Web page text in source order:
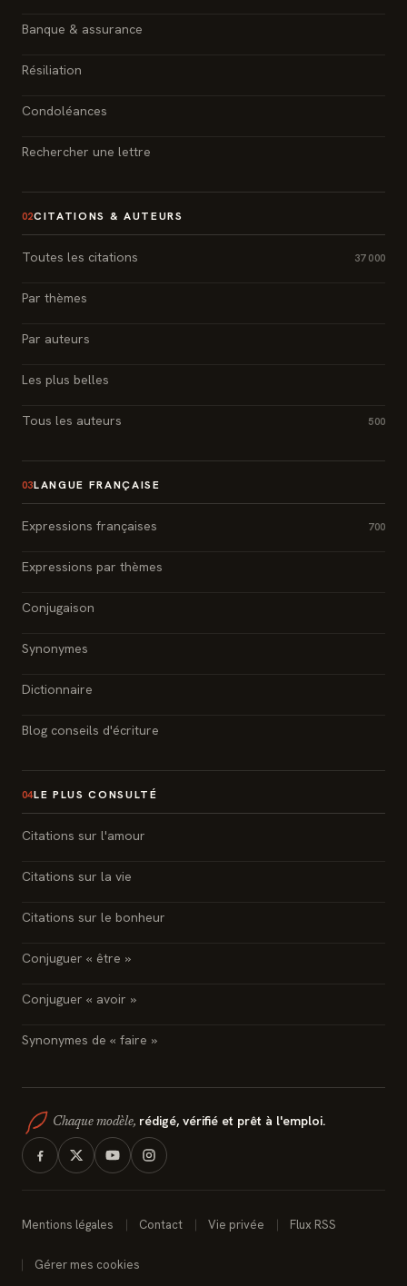
Banque & assurance
Résiliation
Condoléances
Rechercher une lettre
02CITATIONS & AUTEURS
Toutes les citations 37 000
Par thèmes
Par auteurs
Les plus belles
Tous les auteurs 500
03LANGUE FRANÇAISE
Expressions françaises 700
Expressions par thèmes
Conjugaison
Synonymes
Dictionnaire
Blog conseils d'écriture
04LE PLUS CONSULTÉ
Citations sur l'amour
Citations sur la vie
Citations sur le bonheur
Conjuguer « être »
Conjuguer « avoir »
Synonymes de « faire »
Chaque modèle, rédigé, vérifié et prêt à l'emploi.
Mentions légales Contact Vie privée Flux RSS
Gérer mes cookies